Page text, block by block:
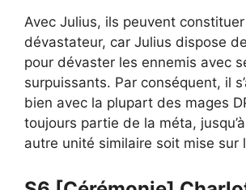
Avec Julius, ils peuvent
dévastateur, car Julius dispose
pour dévaster les ennemis avec
surpuissants. Par conséquent, il
bien avec la plupart des mages
toujours partie de la méta, jusqu’à
autre unité similaire soit mise sur